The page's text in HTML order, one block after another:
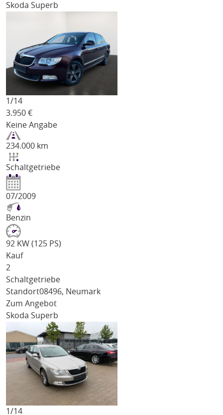
Skoda Superb
1/14
3.950 €
Keine Angabe
234.000 km
Schaltgetriebe
07/2009
Benzin
92 KW (125 PS)
Kauf
2
Schaltgetriebe
Standort08496, Neumark
Zum Angebot
Skoda Superb
1/14